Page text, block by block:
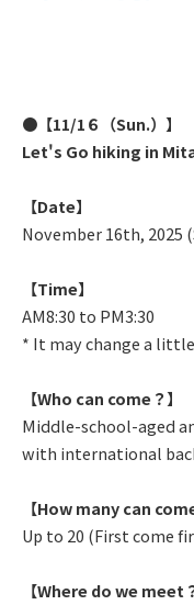
●【11/1６（Sun.）】
Let's Go hiking in
【Date】
November 16th, 2025
【Time】
AM8:30 to PM3:30
* It may change a
【Who can come？】
Middle-school-aged
with international
【How many can come
Up to 20 (First come
【Where do we meet？